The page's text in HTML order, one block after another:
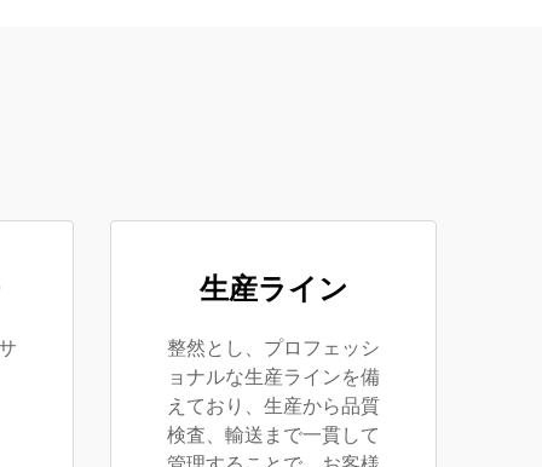
生産ライン
整然とし、プロフェッシ
ョナルな生産ラインを備
えており、生産から品質
検査、輸送まで一貫して